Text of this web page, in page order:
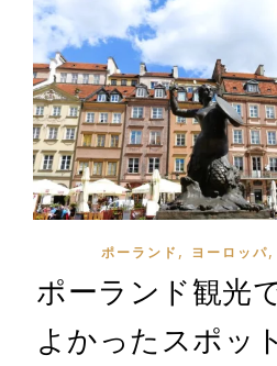
ポーランド , ヨーロッパ,
ポーランド観光
よかったスポッ